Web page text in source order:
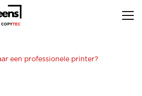
een professionele printer?